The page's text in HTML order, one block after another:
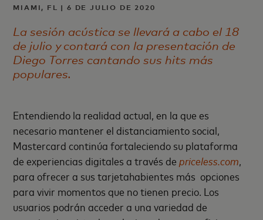
MIAMI, FL | 6 DE JULIO DE 2020
La sesión acústica se llevará a cabo el 18
de julio y contará con la presentación de
Diego Torres cantando sus hits más
populares.
Entendiendo la realidad actual, en la que es
necesario mantener el distanciamiento social,
Mastercard continúa fortaleciendo su plataforma
de experiencias digitales a través depriceless.com,
para ofrecer a sus tarjetahabientes más opciones
para vivir momentos que no tienen precio. Los
usuarios podrán acceder a una variedad de